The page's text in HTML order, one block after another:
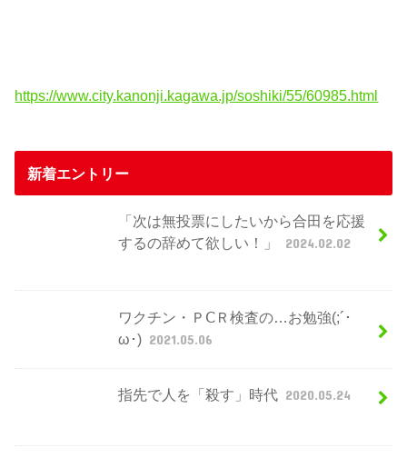
https://www.city.kanonji.kagawa.jp/soshiki/55/60985.html
新着エントリー
「次は無投票にしたいから合田を応援
するの辞めて欲しい！」
2024.02.02
ワクチン・ＰⅭＲ検査の…お勉強(;´･
ω･) 2021.05.06
指先で人を「殺す」時代 2020.05.24